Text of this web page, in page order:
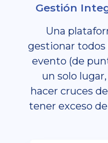
Gestión
Una
gestionar todos
evento (de
un solo
hacer cruces
tener exceso